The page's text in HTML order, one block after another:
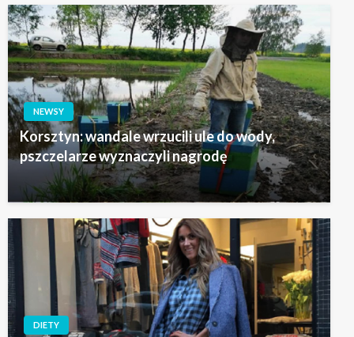
NEWSY
Korsztyn: wandale wrzucili ule do wody,
pszczelarze wyznaczyli nagrodę
DIETY